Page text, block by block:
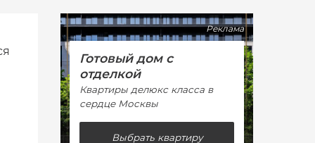
Реклама
Готовый дом с
отделкой
Квартиры делюкс класса в
сердце Москвы
Выбрать квартиру